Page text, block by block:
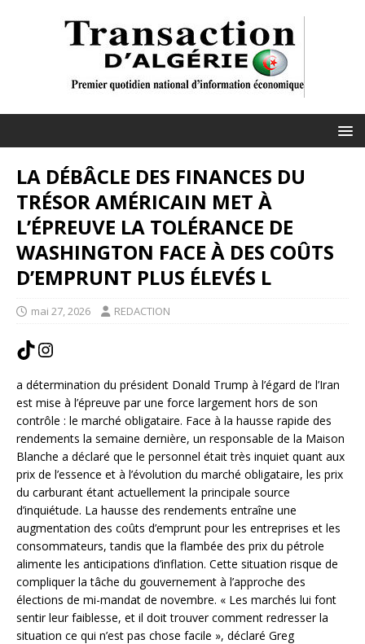
LA DÉBÂCLE DES FINANCES DU
TRÉSOR AMÉRICAIN MET À
L’ÉPREUVE LA TOLÉRANCE DE
WASHINGTON FACE À DES COÛTS
D’EMPRUNT PLUS ÉLEVÉS L
mai 27, 2026 REDACTION
a détermination du président Donald Trump à l’égard de l’Iran
est mise à l’épreuve par une force largement hors de son
contrôle : le marché obligataire. Face à la hausse rapide des
rendements la semaine dernière, un responsable de la Maison
Blanche a déclaré que le personnel était très inquiet quant aux
prix de l’essence et à l’évolution du marché obligataire, les prix
du carburant étant actuellement la principale source
d’inquiétude. La hausse des rendements entraîne une
augmentation des coûts d’emprunt pour les entreprises et les
consommateurs, tandis que la flambée des prix du pétrole
alimente les anticipations d’inflation. Cette situation risque de
compliquer la tâche du gouvernement à l’approche des
élections de mi-mandat de novembre. « Les marchés lui font
sentir leur faiblesse, et il doit trouver comment redresser la
situation ce qui n’est pas chose facile », déclaré Greg